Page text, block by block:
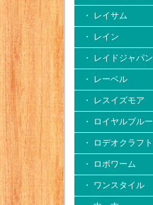
・ レイサム
・ レイン
・ レイドジャパン
・ レーベル
・ レスイズモア
・ ロイヤルブルー
・ ロデオクラフト
・ ロボワーム
・ ワンスタイル